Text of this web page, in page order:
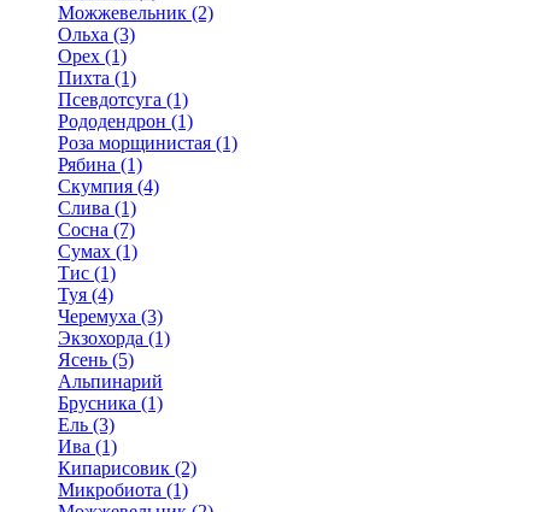
Можжевельник (2)
Ольха (3)
Орех (1)
Пихта (1)
Псевдотсуга (1)
Рододендрон (1)
Роза морщинистая (1)
Рябина (1)
Скумпия (4)
Слива (1)
Сосна (7)
Сумах (1)
Тис (1)
Туя (4)
Черемуха (3)
Экзохорда (1)
Ясень (5)
Альпинарий
Брусника (1)
Ель (3)
Ива (1)
Кипарисовик (2)
Микробиота (1)